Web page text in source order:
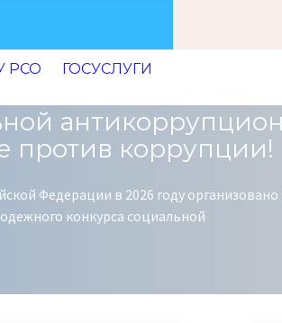
РСО ГОСУСЛУГИ
против коррупции!
Федерации в 2026 году организовано
конкурса социальной